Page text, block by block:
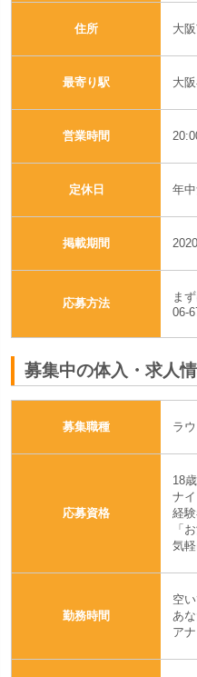
住所 大
最寄り駅 大
営業時間
定休日 年
掲載期間
応募方法
ま
06-
募集中の体入・求人
募集職種 ラ
応募資格
18
ナ
経
「
気
勤務時間
空
あ
ア